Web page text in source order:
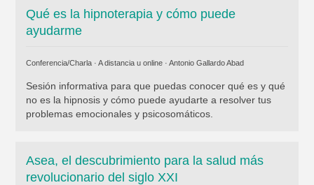
Qué es la hipnoterapia y cómo puede
ayudarme
Conferencia/Charla · A distancia u online · Antonio Gallardo Abad
Sesión informativa para que puedas conocer qué es y qué
no es la hipnosis y cómo puede ayudarte a resolver tus
problemas emocionales y psicosomáticos.
Asea, el descubrimiento para la salud más
revolucionario del siglo XXI